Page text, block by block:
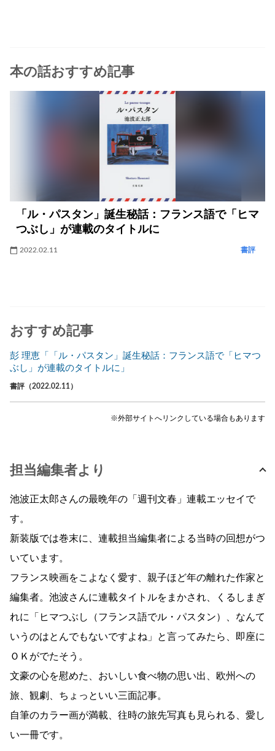
本の話おすすめ記事
「ル・パスタン」誕生秘話：フランス語で「ヒマ
つぶし」が連載のタイトルに
2022.02.11 書評
おすすめ記事
彭 理恵「「ル・パスタン」誕生秘話：フランス語で「ヒマつ
ぶし」が連載のタイトルに」
書評（2022.02.11）
※外部サイトへリンクしている場合もあります
担当編集者より
池波正太郎さんの最晩年の「週刊文春」連載エッセイで
す。
新装版では巻末に、連載担当編集者による当時の回想がつ
いています。
フランス映画をこよなく愛す、親子ほど年の離れた作家と
編集者。池波さんに連載タイトルをまかされ、くるしまぎ
れに「ヒマつぶし（フランス語でル・パスタン）、なんて
いうのはとんでもないですよね」と言ってみたら、即座に
ＯＫがでたそう。
文豪の心を慰めた、おいしい食べ物の思い出、欧州への
旅、観劇、ちょっといい三面記事。
自筆のカラー画が満載、往時の旅先写真も見られる、愛し
い一冊です。